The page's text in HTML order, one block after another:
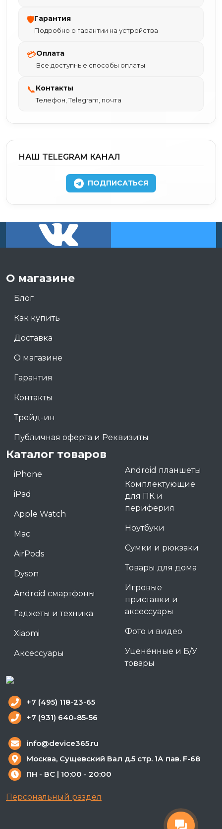
🛡Гарантия
Подробно о гарантии на устройства
💳Оплата
Все доступные способы оплаты
📞Контакты
Телефон, Telegram, почта
НАШ TELEGRAM КАНАЛ
ПОДПИСАТЬСЯ
О магазине
Блог
Как купить
Доставка
О магазине
Гарантия
Контакты
Трейд-ин
Публичная оферта и Реквизиты
Каталог товаров
iPhone
iPad
Apple Watch
Mac
AirPods
Dyson
Android смартфоны
Гаджеты и техника
Xiaomi
Аксессуары
Android планшеты
Комплектующие
для ПК и
периферия
Ноутбуки
Сумки и рюкзаки
Товары для дома
Игровые
приставки и
аксессуары
Фото и видео
Уценённые и Б/У
товары
+7 (495) 118-23-65
+7 (931) 640-85-56
info@device365.ru
Москва, Сущевский Вал д.5 стр. 1А пав. F-68
ПН - ВС | 10:00 - 20:00
Персональный раздел